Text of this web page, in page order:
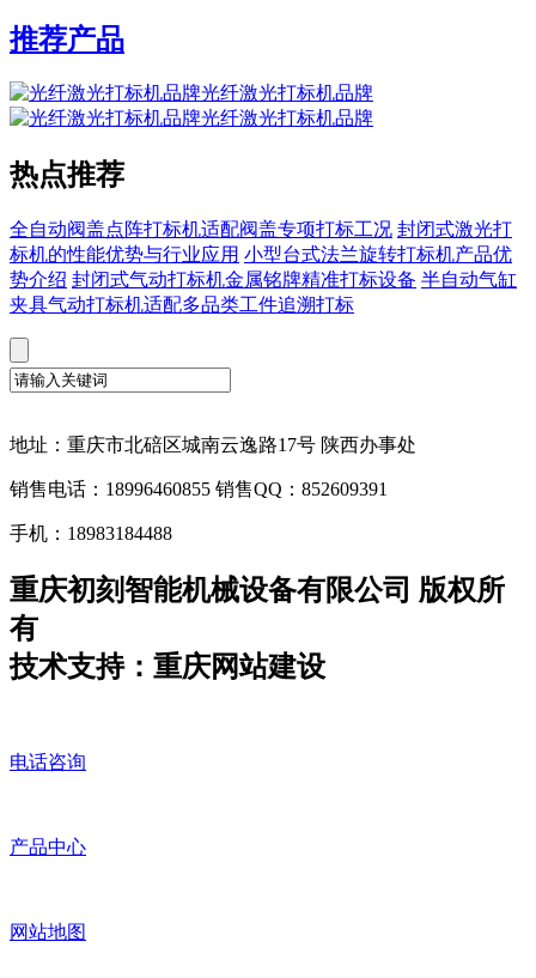
推荐产品
光纤激光打标机品牌
光纤激光打标机品牌
热点推荐
全自动阀盖点阵打标机适配阀盖专项打标工况 封闭式激光打
标机的性能优势与行业应用 小型台式法兰旋转打标机产品优
势介绍 封闭式气动打标机金属铭牌精准打标设备 半自动气缸
夹具气动打标机适配多品类工件追溯打标
地址：重庆市北碚区城南云逸路17号 陕西办事处
销售电话：18996460855 销售QQ：852609391
手机：18983184488
重庆初刻智能机械设备有限公司 版权所
有
技术支持：重庆网站建设
电话咨询
产品中心
网站地图